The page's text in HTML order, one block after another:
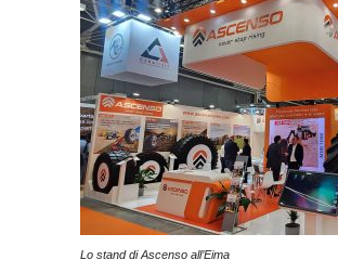
Lo stand di Ascenso all’Eima